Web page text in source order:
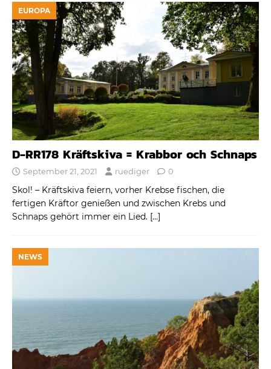
EUROPA
D-RR178 Kräftskiva = Krabbor och Schnaps
September 21, 2021 ruediger 0
Skol! – Kräftskiva feiern, vorher Krebse fischen, die
fertigen Kräftor genießen und zwischen Krebs und
Schnaps gehört immer ein Lied. […]
NEWS